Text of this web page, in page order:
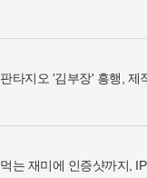
판타지오 '김부장' 흥행, 제
먹는 재미에 인증샷까지,